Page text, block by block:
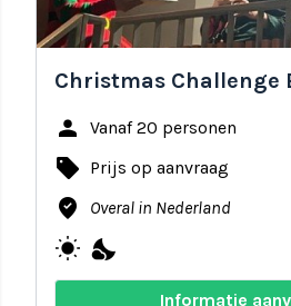
Christmas Challenge
person Vanaf 20 personen
local_offer Prijs op aanvraag
where_to_vote Overal in Nederland
wb_sunny nights_stay
Informatie